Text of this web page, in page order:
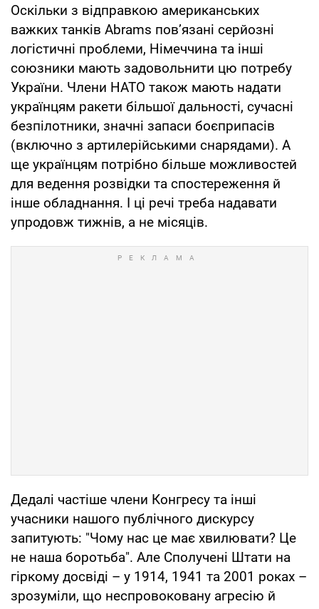
Оскільки з відправкою американських
важких танків Abrams пов’язані серйозні
логістичні проблеми, Німеччина та інші
союзники мають задовольнити цю потребу
України. Члени НАТО також мають надати
українцям ракети більшої дальності, сучасні
безпілотники, значні запаси боєприпасів
(включно з артилерійськими снарядами). А
ще українцям потрібно більше можливостей
для ведення розвідки та спостереження й
інше обладнання. І ці речі треба надавати
упродовж тижнів, а не місяців.
Дедалі частіше члени Конгресу та інші
учасники нашого публічного дискурсу
запитують: "Чому нас це має хвилювати? Це
не наша боротьба". Але Сполучені Штати на
гіркому досвіді – у 1914, 1941 та 2001 роках –
зрозуміли, що неспровоковану агресію й